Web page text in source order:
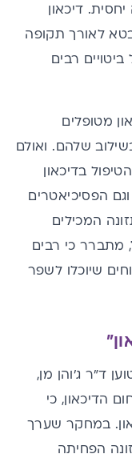
דיכאון
לאורך תקופה
רבים
מטופלים
שלהם. ואולם
בדיכאון
הפסיכיאטרים
המכילים
3. במקביל, מתברר כי רבים
שיוכלו לשפר
ד"ר ג'והן מן,
הדיכאון, כי
דיכאון. במחקר שערך
הפחיתה